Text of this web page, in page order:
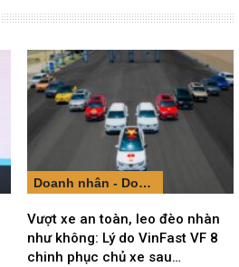
Doanh nhân - Doanh nghiệp
Vượt xe an toàn, leo đèo nhàn
như không: Lý do VinFast VF 8
chinh phục chủ xe sau…